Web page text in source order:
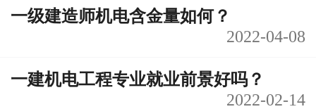
一级建造师机电含金量如何？
2022-04-08
一建机电工程专业就业前景好吗？
2022-02-14